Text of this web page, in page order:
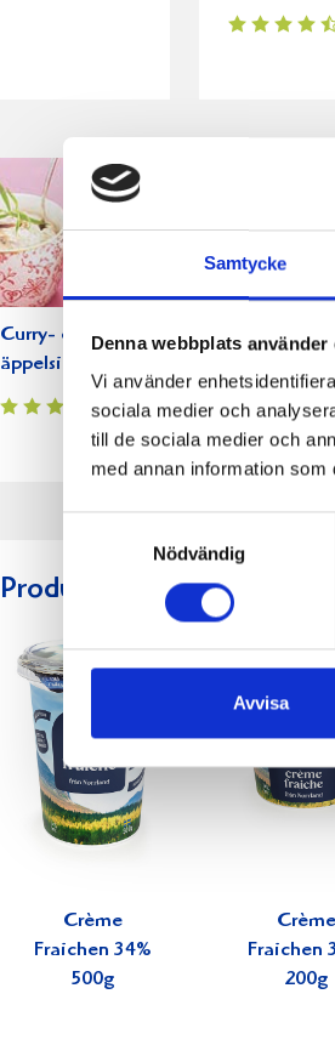
Samtycke
Denna webbplats använder
Vi använder
sociala medier och
till de sociala medier och
med annan information
Nödvändig
Avvisa
Curry- och
äppelsill
Laxsnittar
Produkter i receptet:
Crème
Fraichen 34%
500g
Crème
Fraichen
200g